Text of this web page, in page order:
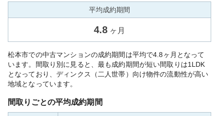
平均成約期間
4.8 ヶ月
松本市での中古マンションの成約期間は平均で4.8ヶ月となって
います。間取り別に見ると、最も成約期間が短い間取りは1LDK
となっており、ディンクス（二人世帯）向け物件の流動性が高い
地域となっています。
間取りごとの平均成約期間